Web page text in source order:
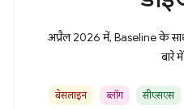
अप्रैल 2026 में, Baseline के
बारे
बेसलाइन ब्लॉग सीएसएस